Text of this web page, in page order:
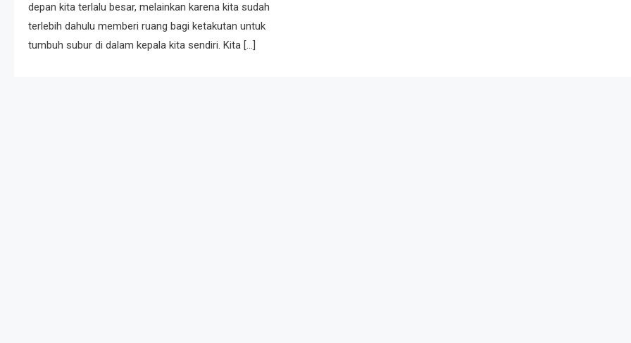
depan kita terlalu besar, melainkan karena kita sudah
terlebih dahulu memberi ruang bagi ketakutan untuk
tumbuh subur di dalam kepala kita sendiri. Kita […]